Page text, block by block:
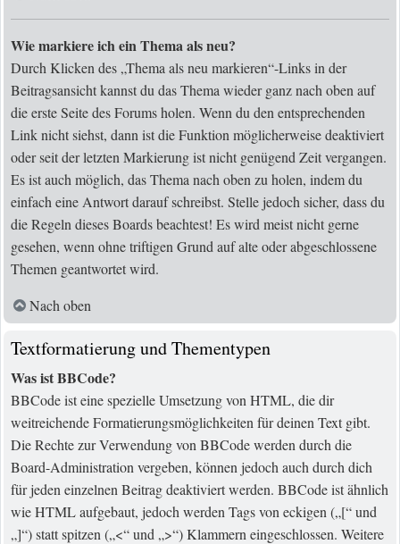
Wie markiere ich ein Thema als neu?
Durch Klicken des „Thema als neu markieren“-Links in der
Beitragsansicht kannst du das Thema wieder ganz nach oben auf
die erste Seite des Forums holen. Wenn du den entsprechenden
Link nicht siehst, dann ist die Funktion möglicherweise deaktiviert
oder seit der letzten Markierung ist nicht genügend Zeit vergangen.
Es ist auch möglich, das Thema nach oben zu holen, indem du
einfach eine Antwort darauf schreibst. Stelle jedoch sicher, dass du
die Regeln dieses Boards beachtest! Es wird meist nicht gerne
gesehen, wenn ohne triftigen Grund auf alte oder abgeschlossene
Themen geantwortet wird.
Nach oben
Textformatierung und Thementypen
Was ist BBCode?
BBCode ist eine spezielle Umsetzung von HTML, die dir
weitreichende Formatierungsmöglichkeiten für deinen Text gibt.
Die Rechte zur Verwendung von BBCode werden durch die
Board-Administration vergeben, können jedoch auch durch dich
für jeden einzelnen Beitrag deaktiviert werden. BBCode ist ähnlich
wie HTML aufgebaut, jedoch werden Tags von eckigen („[“ und
„]“) statt spitzen („<“ und „>“) Klammern eingeschlossen. Weitere